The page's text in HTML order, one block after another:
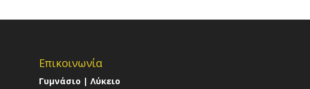
Επικοινωνία
Γυμνάσιο | Λύκειο